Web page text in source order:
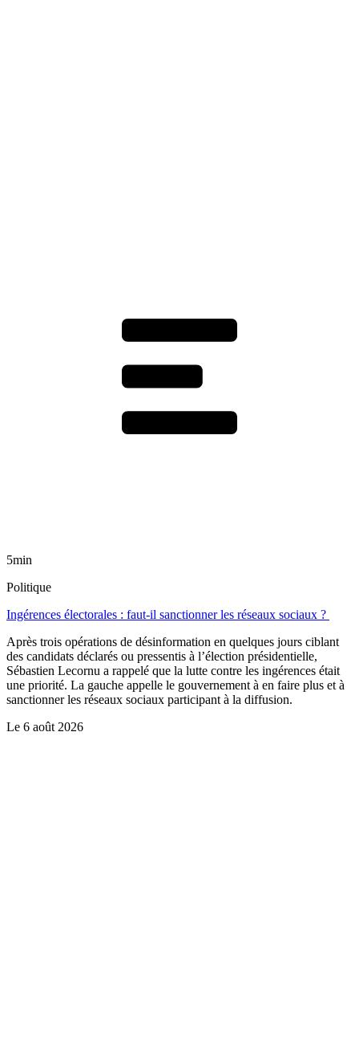
5min
Politique
Ingérences électorales : faut-il sanctionner les réseaux sociaux ?
Après trois opérations de désinformation en quelques jours ciblant
des candidats déclarés ou pressentis à l’élection présidentielle,
Sébastien Lecornu a rappelé que la lutte contre les ingérences était
une priorité. La gauche appelle le gouvernement à en faire plus et à
sanctionner les réseaux sociaux participant à la diffusion.
Le 6 août 2026